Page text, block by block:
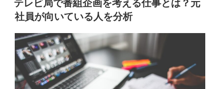
の
仕
事
は
文
系
に
日:
テレビ局で番組企画を考える仕事とは？元
社員が向いている人を分析